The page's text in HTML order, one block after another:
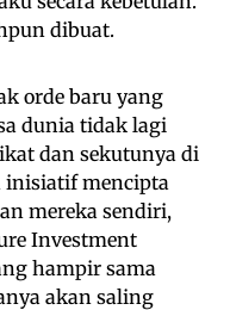
dibuat.
orde baru yang
dunia tidak lagi
dan sekutunya di
inisiatif mencipta
mereka sendiri,
Investment
hampir sama
akan saling